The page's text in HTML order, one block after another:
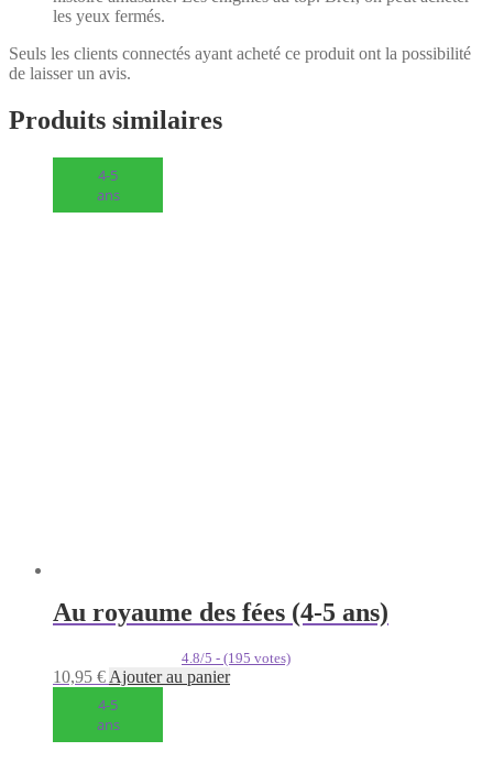
les yeux fermés.
Seuls les clients connectés ayant acheté ce produit ont la possibilité
de laisser un avis.
Produits similaires
4-5
ans
Au royaume des fées (4-5 ans)
4.8/5 - (195 votes)
10,95 € Ajouter au panier
4-5
ans